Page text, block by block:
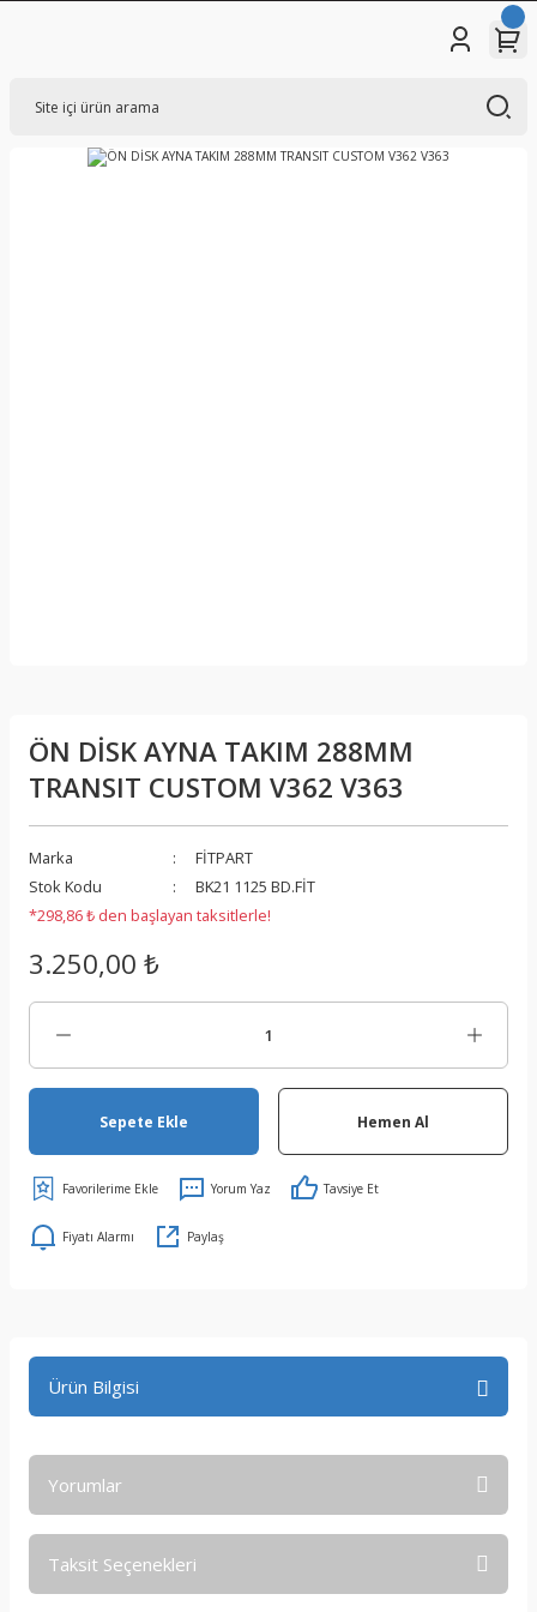
ÖN DİSK AYNA TAKIM 288MM
TRANSIT CUSTOM V362 V363
Marka
FİTPART
Stok Kodu
BK21 1125 BD.FİT
*298,86 ₺ den başlayan taksitlerle!
3.250,00 ₺
Sepete Ekle Hemen Al
Yorum Yaz Tavsiye Et
Fiyatı Alarmı Paylaş
Ürün Bilgisi
Yorumlar
Taksit Seçenekleri